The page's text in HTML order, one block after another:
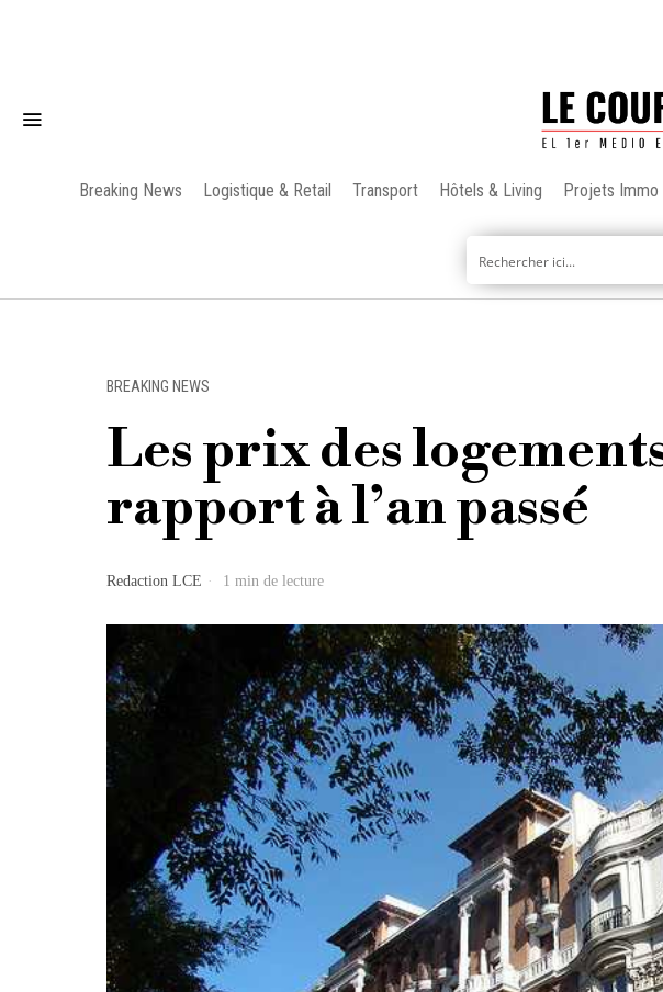
Breaking News Logistique & Retail Transport Hôtels & Living Projets Immo
BREAKING NEWS
Les prix des
rapport à l’an passé
Redaction LCE 1 min de lecture